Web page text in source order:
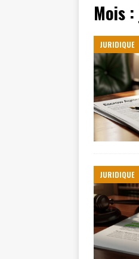
Mois :
JURIDIQUE
JURIDIQUE